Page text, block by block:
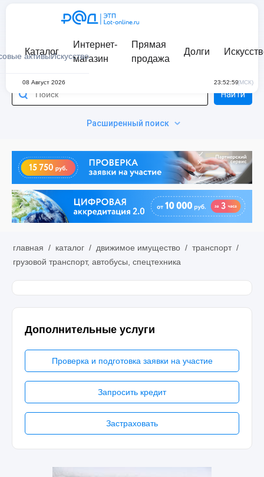
активыИскусство
Каталог
Интернет-
магазин
Прямая
продажа
Долги
08 Август 2026 23:52:59(МСК)
Расширенный поиск
Найти
главная / каталог / движимое имущество / транспорт /
грузовой транспорт, автобусы, спецтехника
Дополнительные услуги
Проверка и подготовка заявки на участие
Запросить кредит
Застраховать